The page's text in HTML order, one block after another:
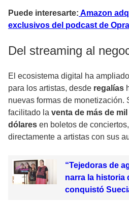
Puede interesarte: Amazon
exclusivos del podcast de
Del streaming al
El ecosistema digital ha
para los artistas, desde regalías
nuevas formas de monetización.
facilitado la venta de más de
dólares en boletos de
directamente a artistas con sus
“Tejedoras de
narra la historia
conquistó